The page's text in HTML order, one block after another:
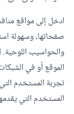
ادخل إلى مواقع
صفحاتها، وسهولة
والحواسيب اللوحية.
الموقع أو في
تجربة المستخدم
المستخدم التي